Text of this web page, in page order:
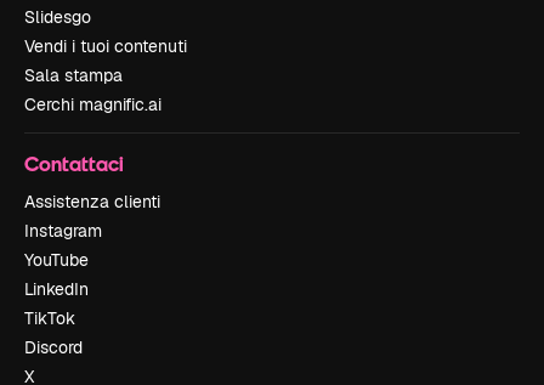
Slidesgo
Vendi i tuoi contenuti
Sala stampa
Cerchi magnific.ai
Contattaci
Assistenza clienti
Instagram
YouTube
LinkedIn
TikTok
Discord
X